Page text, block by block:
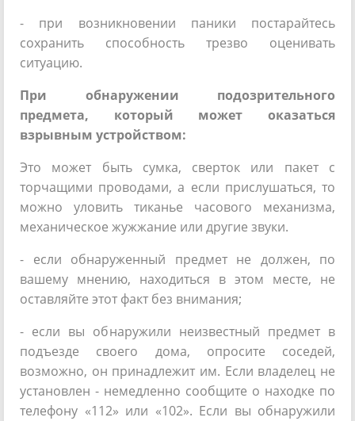
- при возникновении паники постарайтесь
сохранить способность трезво оценивать
ситуацию.
При обнаружении подозрительного
предмета, который может оказаться
взрывным устройством:
Это может быть сумка, сверток или пакет с
торчащими проводами, а если прислушаться, то
можно уловить тиканье часового механизма,
механическое жужжание или другие звуки.
- если обнаруженный предмет не должен, по
вашему мнению, находиться в этом месте, не
оставляйте этот факт без внимания;
- если вы обнаружили неизвестный предмет в
подъезде своего дома, опросите соседей,
возможно, он принадлежит им. Если владелец не
установлен - немедленно сообщите о находке по
телефону «112» или «102». Если вы обнаружили